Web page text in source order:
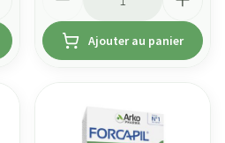
Ajouter au panier